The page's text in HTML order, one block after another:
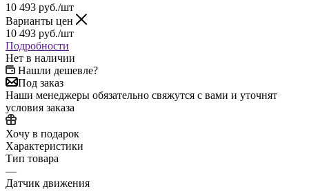
10 493 руб./шт
Варианты цен
10 493 руб./шт
Подробности
Нет в наличии
Нашли дешевле?
Под заказ
Наши менеджеры обязательно свяжутся с вами и уточнят
условия заказа
Хочу в подарок
Характеристики
Тип товара
—
Датчик движения